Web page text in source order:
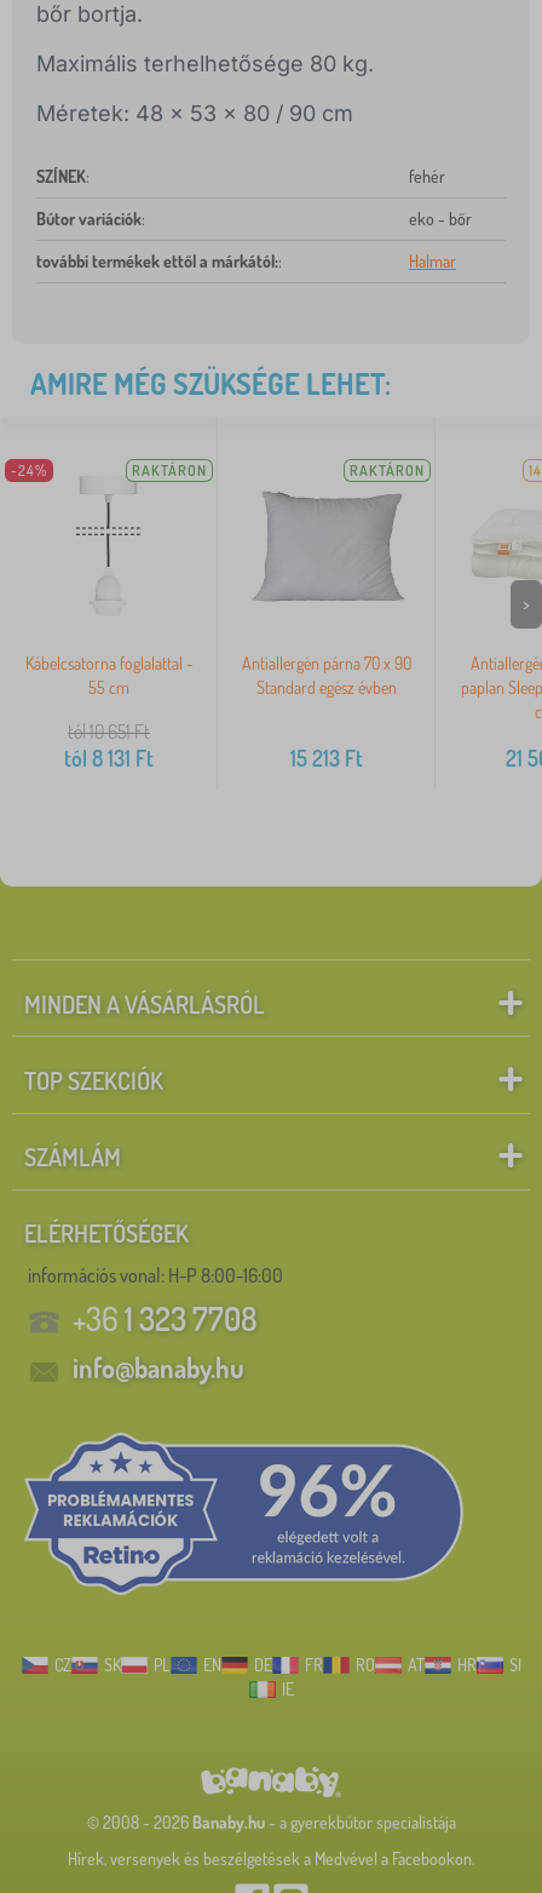
bőr bortja.
Maximális terhelhetősége 80 kg.
Méretek: 48 x 53 x 80 / 90 cm
SZÍNEK: fehér
Bútor variációk: eko - bőr
további termékek ettől a márkától:: Halmar
AMIRE MÉG SZÜKSÉGE LEHET:
-24% RAKTÁRON
Kábelcsatorna foglalattal -
55 cm
tól 10 651Ft
tól 8 131 Ft
RAKTÁRON
Antiallergén párna 70 x 90
Standard egész évben
15 213 Ft
paplan
21
>
MINDEN A VÁSÁRLÁSRÓL
TOP SZEKCIÓK
SZÁMLÁM
ELÉRHETŐSÉGEK
információs vonal: H-P 8:00-16:00
+361 323 7708
info@banaby.hu
CZ SK PL EN DE FR RO AT HR
SI
IE
© 2008 - 2026 Banaby.hu- a gyerekbútor specialistája
Hírek, versenyek és beszélgetések a Medvével a Facebookon.